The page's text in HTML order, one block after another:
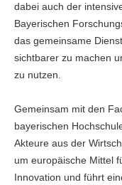
dabei auch der
Bayerischen
das gemeinsame
sichtbarer zu machen
zu nutzen.
Gemeinsam mit den
bayerischen
Akteure aus der
um europäische Mittel
Innovation und führt